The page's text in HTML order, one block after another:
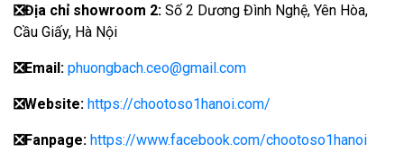
❎Địa chỉ showroom 2: Số 2 Dương Đình Nghệ, Yên Hòa,
Cầu Giấy, Hà Nội
❎Email: phuongbach.ceo@gmail.com
❎Website: https://chootoso1hanoi.com/
❎Fanpage: https://www.facebook.com/chootoso1hanoi